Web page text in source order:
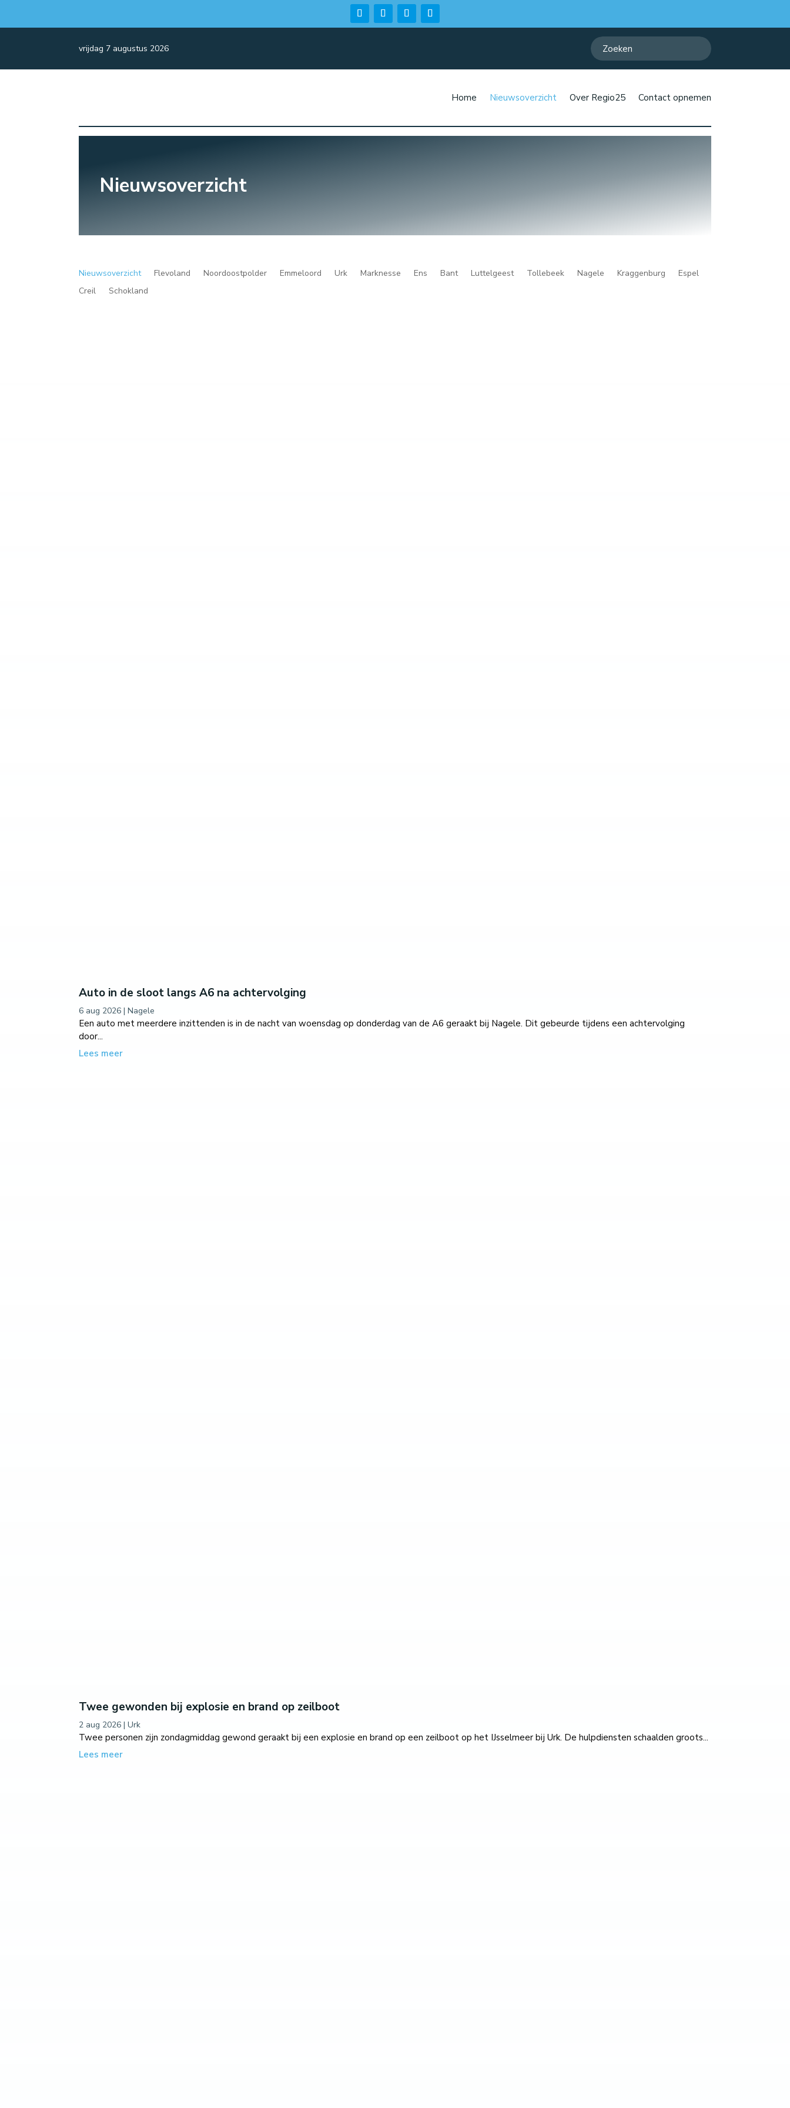
vrijdag 7 augustus 2026
Home Nieuwsoverzicht Over Regio25 Contact opnemen
Nieuwsoverzicht
Nieuwsoverzicht Flevoland Noordoostpolder Emmeloord Urk Marknesse Ens Bant Luttelgeest Tollebeek Nagele Kraggenburg
Espel
Creil
Schokland
Auto in de sloot langs A6 na achtervolging
6 aug 2026 |Nagele
Een auto met meerdere inzittenden is in de nacht van woensdag op donderdag van de A6 geraakt bij Nagele. Dit gebeurde tijdens een achtervolging
door...
Lees meer
Twee gewonden bij explosie en brand op zeilboot
2 aug 2026 |Urk
Twee personen zijn zondagmiddag gewond geraakt bij een explosie en brand op een zeilboot op het IJsselmeer bij Urk. De hulpdiensten schaalden groots...
Lees meer